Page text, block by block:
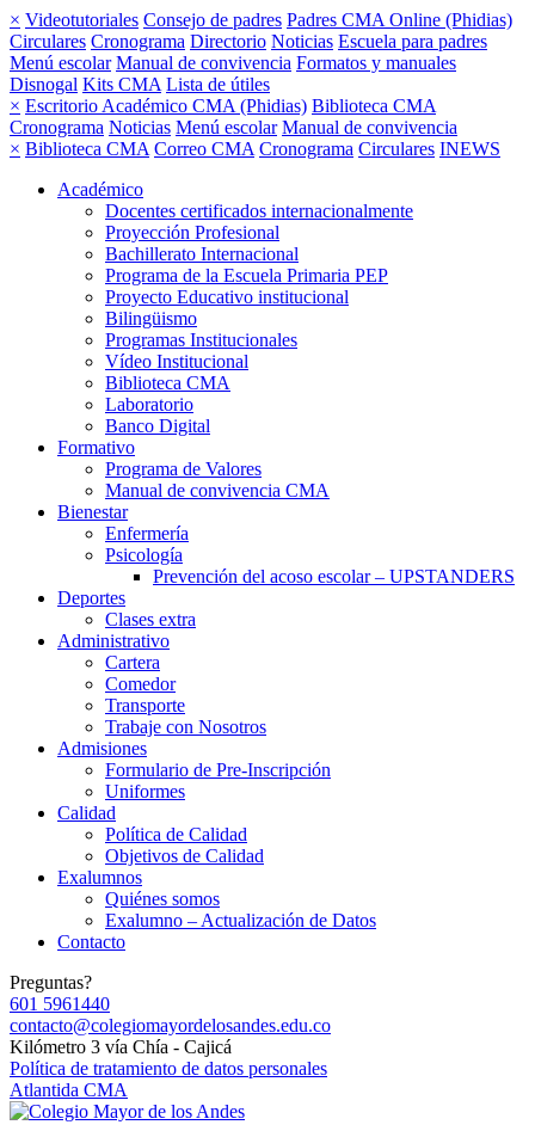
× Videotutoriales Consejo de padres Padres CMA Online (Phidias)
Circulares Cronograma Directorio Noticias Escuela para padres
Menú escolar Manual de convivencia Formatos y manuales
Disnogal Kits CMA Lista de útiles
× Escritorio Académico CMA (Phidias) Biblioteca CMA
Cronograma Noticias Menú escolar Manual de convivencia
× Biblioteca CMA Correo CMA Cronograma Circulares INEWS
Académico
Docentes certificados internacionalmente
Proyección Profesional
Bachillerato Internacional
Programa de la Escuela Primaria PEP
Proyecto Educativo institucional
Bilingüismo
Programas Institucionales
Vídeo Institucional
Biblioteca CMA
Laboratorio
Banco Digital
Formativo
Programa de Valores
Manual de convivencia CMA
Bienestar
Enfermería
Psicología
Prevención del acoso escolar – UPSTANDERS
Deportes
Clases extra
Administrativo
Cartera
Comedor
Transporte
Trabaje con Nosotros
Admisiones
Formulario de Pre-Inscripción
Uniformes
Calidad
Política de Calidad
Objetivos de Calidad
Exalumnos
Quiénes somos
Exalumno – Actualización de Datos
Contacto
Preguntas?
601 5961440
contacto@colegiomayordelosandes.edu.co
Kilómetro 3 vía Chía - Cajicá
Política de tratamiento de datos personales
Atlantida CMA